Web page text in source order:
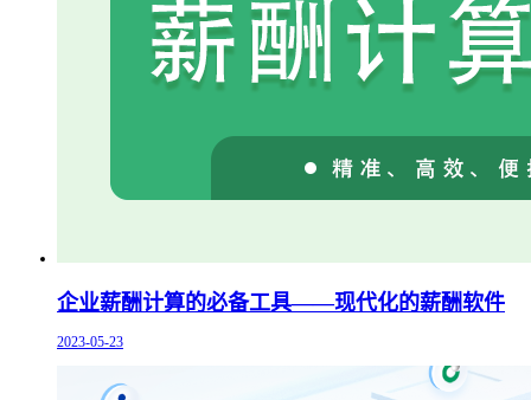
企业薪酬计算的必备工具——现代化的薪酬软件
2023-05-23